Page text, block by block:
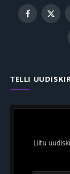
Facebook
X
TELLI
Liitu